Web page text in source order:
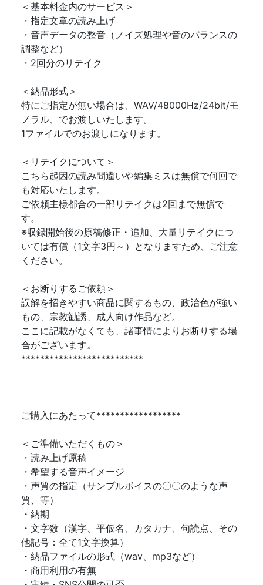
＜基本料金内のサービス＞
・指定文章の読み上げ
・音声データの整音（ノイズ処理や音のバランスの
調整など）
・2回分のリテイク
＜納品形式＞
特にご指定が無い場合は、WAV/48000Hz/24bit/モ
ノラル、でお渡しいたします。
1ファイルでのお渡しになります。
＜リテイクについて＞
こちら起因の読み間違いや編集ミスは無償で何回で
も対応いたします。
ご依頼主様都合の一部リテイクは2回まで無償で
す。
※収録開始後の原稿修正・追加、大量リテイクにつ
いては有償（1文字3円～）となりますため、ご注意
ください。
＜お断りするご依頼＞
誤解を招きやすい商品に関するもの、政治色が強い
もの、宗教勧誘、成人向け作品など。
ここに記載がなくても、諸事情によりお断りする場
合がございます。
**************************
ご購入にあたって******************
＜ご準備いただくもの＞
・読み上げ原稿
・希望する音声イメージ
・声質の指定（サンプルボイスの〇〇のような声
質、等）
・納期
・文字数（漢字、平仮名、カタカナ、句読点、その
他記号：全て1文字換算）
・納品ファイルの形式（wav、mp3など）
・商用利用の有無